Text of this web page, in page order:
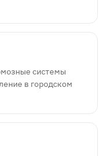
системы
в городском